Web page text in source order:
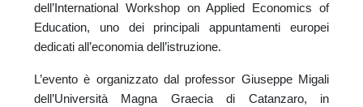
dell’International Workshop on Applied Economics of
Education, uno dei principali appuntamenti europei
dedicati all’economia dell’istruzione.
L’evento è organizzato dal professor Giuseppe Migali
dell’Università Magna Graecia di Catanzaro, in